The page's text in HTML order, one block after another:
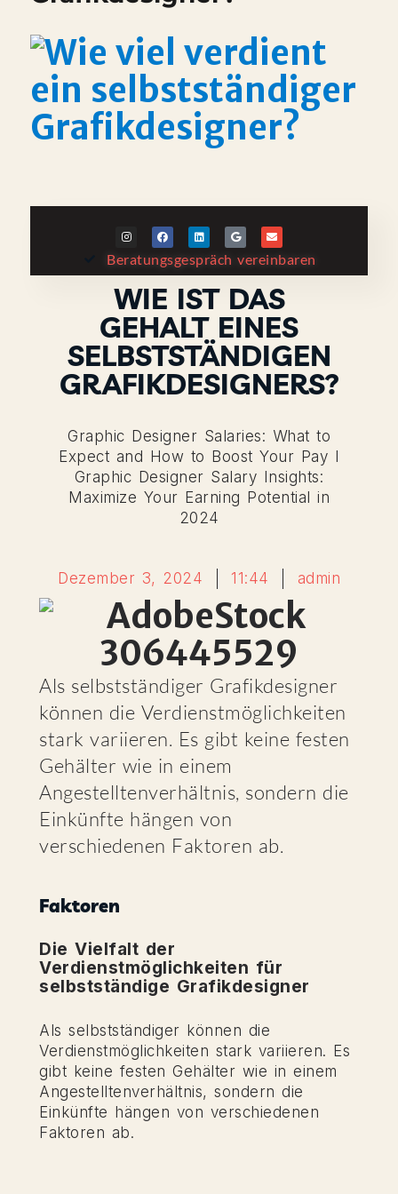
Beratungsgespräch vereinbaren
WIE IST DAS
GEHALT EINES
SELBSTSTÄNDIGEN
GRAFIKDESIGNERS?
Graphic Designer Salaries: What to
Expect and How to Boost Your Pay I
Graphic Designer Salary Insights:
Maximize Your Earning Potential in
2024
Dezember 3, 2024 11:44 admin
Als selbstständiger Grafikdesigner
können die Verdienstmöglichkeiten
stark variieren. Es gibt keine festen
Gehälter wie in einem
Angestelltenverhältnis, sondern die
Einkünfte hängen von
verschiedenen Faktoren ab.
Faktoren
Die Vielfalt der
Verdienstmöglichkeiten für
selbstständige Grafikdesigner
Als selbstständiger können die
Verdienstmöglichkeiten stark variieren. Es
gibt keine festen Gehälter wie in einem
Angestelltenverhältnis, sondern die
Einkünfte hängen von verschiedenen
Faktoren ab.